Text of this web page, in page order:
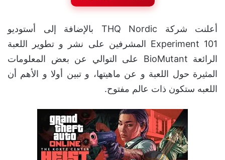
أعلنت شركة THQ Nordic بالإضافة إلى أستوديو
Experiment 101 المشرفين على نشر و تطوير اللعبة
الرائعة BioMutant على التوالي عن بعض المعلومات
المثيرة حول اللعبة و عن ماهيتها، و تبين أولا و الأهم أن
اللعبه ستكون ذات عالم مفتوح.